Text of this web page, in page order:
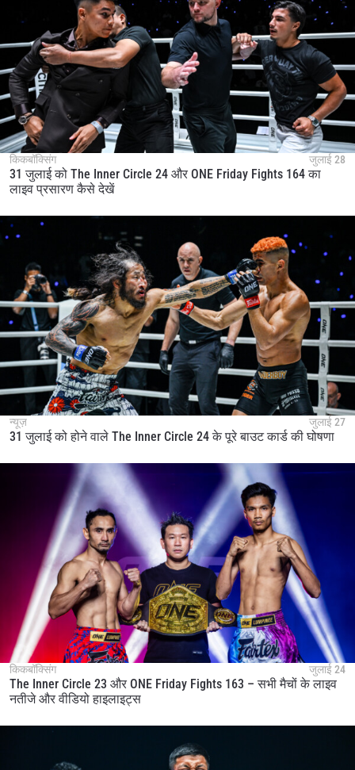
किकबॉक्सिंग जुलाई 28
31 जुलाई को The Inner Circle 24 और ONE Friday Fights 164 का
लाइव प्रसारण कैसे देखें
न्यूज़ जुलाई 27
31 जुलाई को होने वाले The Inner Circle 24 के पूरे बाउट कार्ड की घोषणा
किकबॉक्सिंग जुलाई 24
The Inner Circle 23 और ONE Friday Fights 163 – सभी मैचों के लाइव
नतीजे और वीडियो हाइलाइट्स